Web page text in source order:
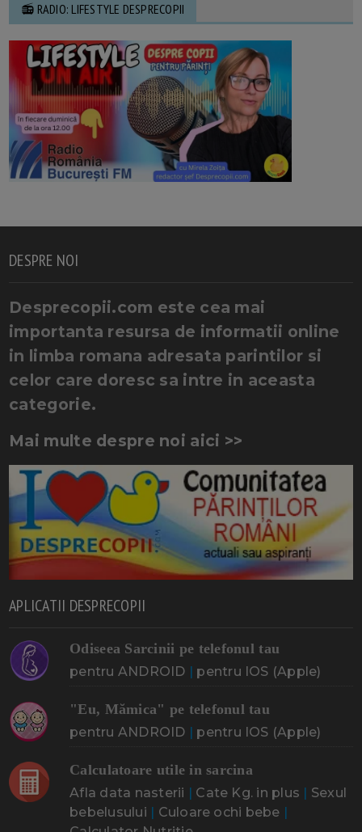
📻 RADIO: LIFESTYLE DESPRECOPII
DESPRE NOI
Desprecopii.com este cea mai
importanta resursa de informatii online
in limba romana adresata parintilor si
celor care doresc sa intre in aceasta
categorie.
Mai multe despre noi aici >>
APLICATII DESPRECOPII
Odiseea Sarcinii pe telefonul tau
pentru ANDROID | pentru IOS (Apple)
"Eu, Mămica" pe telefonul tau
pentru ANDROID | pentru IOS (Apple)
Calculatoare utile in sarcina
Afla data nasterii | Cate Kg. in plus | Sexul
bebelusului | Culoare ochi bebe |